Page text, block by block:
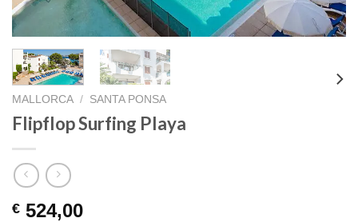
MALLORCA / SANTA PONSA
Flipflop Surfing Playa
€ 524,00